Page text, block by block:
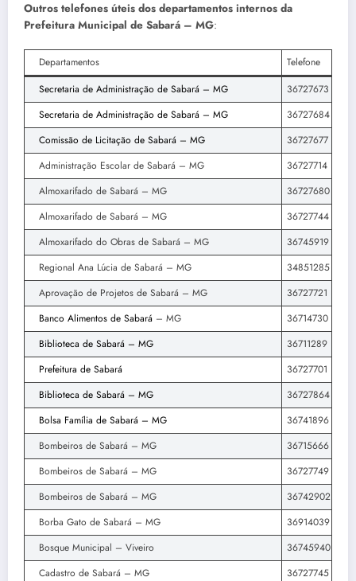
Outros telefones úteis dos departamentos internos da
Prefeitura Municipal de Sabará – MG:
Departamentos
Telefone
Secretaria de Administração de Sabará – MG
36727673
Secretaria de Administração de Sabará – MG
36727684
Comissão de Licitação de Sabará – MG
36727677
Administração Escolar de Sabará – MG
36727714
Almoxarifado de Sabará – MG
36727680
Almoxarifado de Sabará – MG
36727744
Almoxarifado do Obras de Sabará – MG
36745919
Regional Ana Lúcia de Sabará – MG
34851285
Aprovação de Projetos de Sabará – MG
36727721
Banco Alimentos de Sabará – MG
36714730
Biblioteca de Sabará – MG
36711289
Prefeitura de Sabará
36727701
Biblioteca de Sabará – MG
36727864
Bolsa Família de Sabará – MG
36741896
Bombeiros de Sabará – MG
36715666
Bombeiros de Sabará – MG
36727749
Bombeiros de Sabará – MG
36742902
Borba Gato de Sabará – MG
36914039
Bosque Municipal – Viveiro
36745940
Cadastro de Sabará – MG
36727745